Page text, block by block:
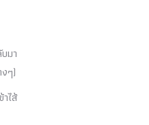
มา
ๆ)
ไส้